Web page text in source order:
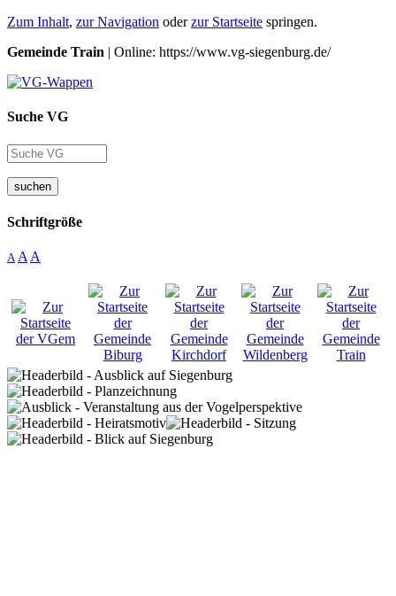
Zum Inhalt, zur Navigation oderzur Startseite springen.
Gemeinde Train | Online: https://www.vg-siegenburg.de/
Suche VG
suchen
Schriftgröße
A A A